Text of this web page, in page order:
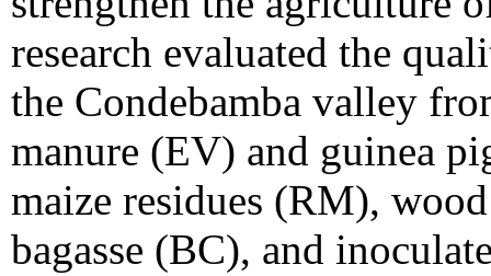
research evaluated the
the Condebamba valley
manure (EV) and guinea
maize residues (RM),
bagasse (BC), and